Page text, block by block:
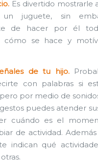
Es divertido mostrarle
un juguete, sin
de hacer por él
cómo se hace y
de tu hijo.
con palabras si
por medio de
puedes atender
cuándo es el
de actividad. Además
indican qué